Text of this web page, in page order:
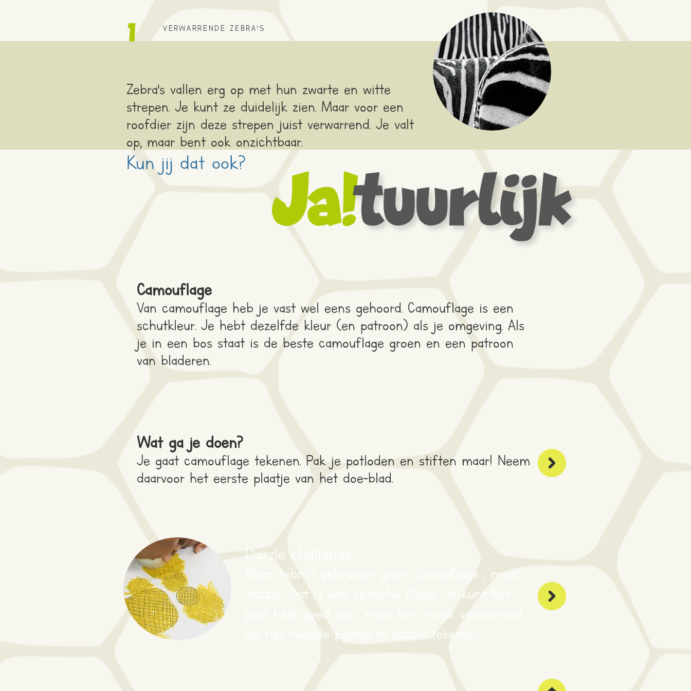
VERWARRENDE ZEBRA'S
1
Zebra's vallen erg op met hun zwarte en witte
strepen. Je kunt ze duidelijk zien. Maar voor een
roofdier zijn deze strepen juist verwarrend. Je valt
op, maar bent ook onzichtbaar.
Kun jij dat ook?
Camouflage
Van camouflage heb je vast wel eens gehoord. Camouflage is een
schutkleur. Je hebt dezelfde kleur (en patroon) als je omgeving. Als
je in een bos staat is de beste camouflage groen en een patroon
van bladeren.
Wat ga je doen?
Je gaat camouflage tekenen. Pak je potloden en stiften maar! Neem
daarvoor het eerste plaatje van het doe-blad.
Dazzle challenge
Maar zebra's gebruiken geen camouflage , maar
'dazzle'. Dat is een optische illusie. Je kunt het
juist heel goed zien, maar het is ook verwarrend.
Ga het tweede plaatje in dazzle tekenen.